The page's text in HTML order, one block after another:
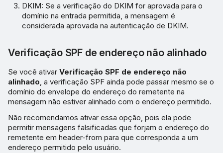
DKIM: Se a verificação do DKIM for aprovada para o
domínio na entrada permitida, a mensagem é
considerada aprovada na autenticação de DKIM.
Verificação SPF de endereço não alinhado
Se você ativar Verificação SPF de endereço não
alinhado , a verificação SPF ainda pode passar mesmo se o
domínio do envelope do endereço do remetente na
mensagem não estiver alinhado com o endereço permitido.
Não recomendamos ativar essa opção, pois ela pode
permitir mensagens falsificadas que forjam o endereço do
remetente em header-from para que corresponda a um
endereço permitido pelo usuário.